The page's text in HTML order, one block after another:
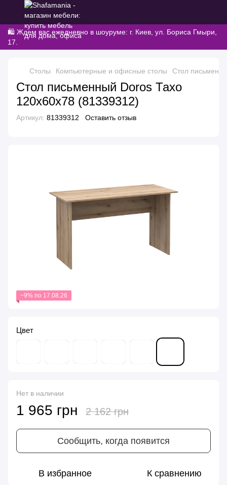
🛍️ Ждем вас ежедневно в шоуруме: г. Киев, ул. Бориса Гмыри,
17.
Столы Компьютерные и офисные столы Стол
Стол письменный Doros Тахо
120х60х78 (81339312)
Артикул: 81339312 Оставить отзыв
−9% по 17.08.26
Цвет
Нет в наличии
1 965 грн 2 162 грн
Сообщить, когда появится
В избранное К сравнению